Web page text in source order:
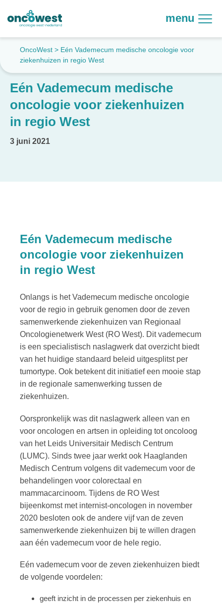
menu
OncoWest > Eén Vademecum medische oncologie voor
ziekenhuizen in regio West
Eén Vademecum medische
oncologie voor ziekenhuizen
in regio West
3 juni 2021
Eén Vademecum medische
oncologie voor ziekenhuizen
in regio West
Onlangs is het Vademecum medische oncologie
voor de regio in gebruik genomen door de zeven
samenwerkende ziekenhuizen van Regionaal
Oncologienetwerk West (RO West). Dit vademecum
is een specialistisch naslagwerk dat overzicht biedt
van het huidige standaard beleid uitgesplitst per
tumortype. Ook betekent dit initiatief een mooie stap
in de regionale samenwerking tussen de
ziekenhuizen.
Oorspronkelijk was dit naslagwerk alleen van en
voor oncologen en artsen in opleiding tot oncoloog
van het Leids Universitair Medisch Centrum
(LUMC). Sinds twee jaar werkt ook Haaglanden
Medisch Centrum volgens dit vademecum voor de
behandelingen voor colorectaal en
mammacarcinoom. Tijdens de RO West
bijeenkomst met internist-oncologen in november
2020 besloten ook de andere vijf van de zeven
samenwerkende ziekenhuizen bij te willen dragen
aan één vademecum voor de hele regio.
Eén vademecum voor de zeven ziekenhuizen biedt
de volgende voordelen:
geeft inzicht in de processen per ziekenhuis en